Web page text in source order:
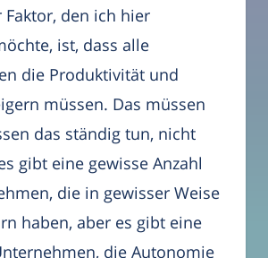
Faktor, den ich hier
ist, dass alle
die Produktivität und
müssen. Das müssen
das ständig tun, nicht
gibt eine gewisse Anzahl
die in gewisser Weise
haben, aber es gibt eine
die Autonomie